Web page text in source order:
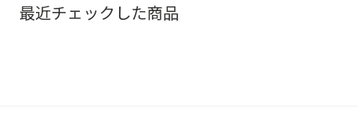
最近チェックした商品